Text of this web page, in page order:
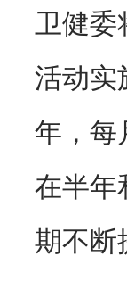
卫健委
活动实
年，每
在半年
期不断